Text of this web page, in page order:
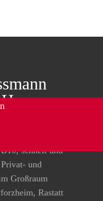
schnell und
und
Großraum
Rastatt